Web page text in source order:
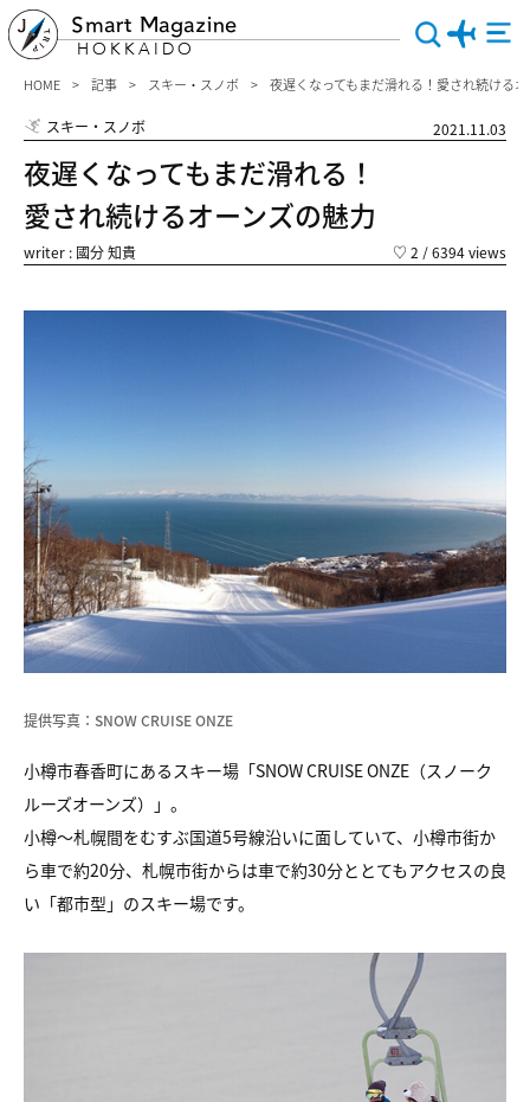
Smart Magazine
HOKKAIDO
HOME 記事 スキー・スノボ 夜遅くなってもまだ滑れる！愛され続ける
スキー・スノボ 2021.11.03
夜遅くなってもまだ滑れる！
愛され続けるオーンズの魅力
writer : 國分 知貴 ♡ 2 / 6394 views
提供写真：SNOW CRUISE ONZE
小樽市春香町にあるスキー場「SNOW CRUISE ONZE（スノーク
ルーズオーンズ）」。
小樽〜札幌間をむすぶ国道5号線沿いに面していて、小樽市街か
ら車で約20分、札幌市街からは車で約30分ととてもアクセスの良
い「都市型」のスキー場です。